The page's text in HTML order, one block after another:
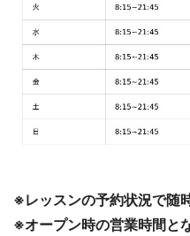
※レッスンの予約状況で随
※オープン時の営業時間と